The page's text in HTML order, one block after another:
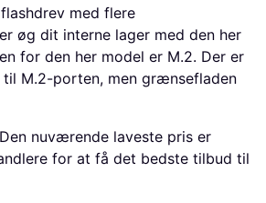
med flere
øg dit interne lager med den her
for den her model er M.2. Der er
M.2-porten, men grænsefladen
nuværende laveste pris er
for at få det bedste tilbud til